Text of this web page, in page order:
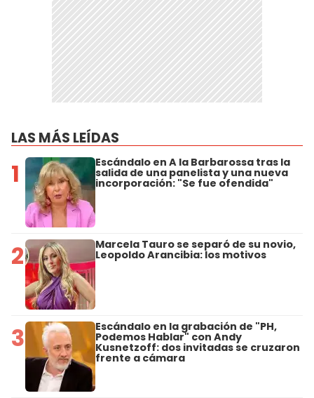
LAS MÁS LEÍDAS
1 Escándalo en A la Barbarossa tras la
salida de una panelista y una nueva
incorporación: "Se fue ofendida"
2 Marcela Tauro se separó de su novio,
Leopoldo Arancibia: los motivos
3 Escándalo en la grabación de "PH,
Podemos Hablar" con Andy
Kusnetzoff: dos invitadas se cruzaron
frente a cámara